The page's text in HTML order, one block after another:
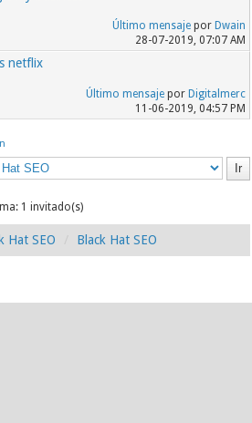
Último mensajepor Dwain
28-07-2019, 07:07 AM
netflix
Último mensajepor Digitalmerc
11-06-2019, 04:57 PM
1 invitado(s)
Hat SEO Black Hat SEO